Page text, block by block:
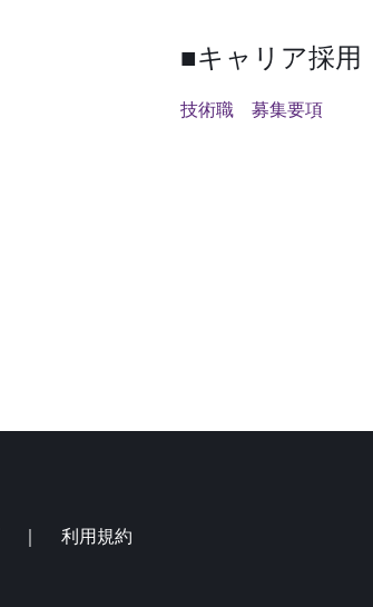
■キャリア採用
技術職 募集要項
｜ 利用規約